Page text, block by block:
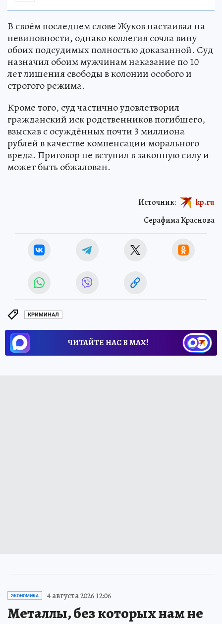
В своём последнем слове Жуков настаивал на
невиновности, однако коллегия сочла вину
обоих подсудимых полностью доказанной. Суд
назначил обоим мужчинам наказание по 10
лет лишения свободы в колонии особого и
строгого режима.
Кроме того, суд частично удовлетворил
гражданский иск родственников погибшего,
взыскав с осуждённых почти 3 миллиона
рублей в качестве компенсации морального
вреда. Приговор не вступил в законную силу и
может быть обжалован.
Серафима Краснова
Источник: kp.ru
КРИМИНАЛ
ЧИТАЙТЕ НАС В МАХ!
ЭКОНОМИКА 4 августа 2026 12:06
Металлы, без которых нам не